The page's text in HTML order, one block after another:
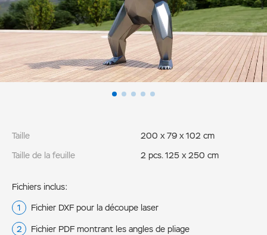
Taille
200 x 79 x 102 cm
Taille de la feuille
2 pcs. 125 x 250 cm
Fichiers inclus:
Fichier DXF pour la découpe laser
Fichier PDF montrant les angles de pliage